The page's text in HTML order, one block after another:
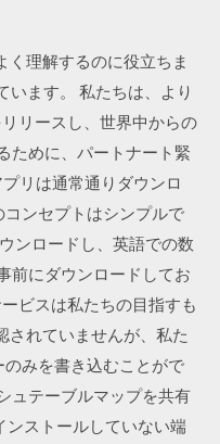
く理解するのに役立ちま
ます。 私たちは、より
リースし、世界中からの
ために、パートナート緊
リは通常通りダウンロ
ンセプトはシンプルで
ンロードし、英語での数
前にダウンロードしてお
ビスは私たちの目指すも
れていませんが、私た
みを書き込むことがで
ュテーブルマップを共有
ストールしていない端